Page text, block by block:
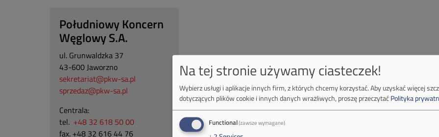
Południowy Koncern
Węglowy S.A.
ul. Grunwaldzka 37
43-600 Jaworzno
sekretariat@pkw-sa.pl
sprzedaz@pkw-sa.pl
Centrala:
tel. +48 32 618 50 00
fax. +48 32 616 44 76
Na tej stronie używamy ciasteczek!
Wybierz usługi i aplikacje innych firm, z których chcemy korzystać.Aby uzyskać więcej
dotyczących plików cookie i innych danych wrażliwych, proszę przeczytaćPolityka
Functional(zawsze wymagane)